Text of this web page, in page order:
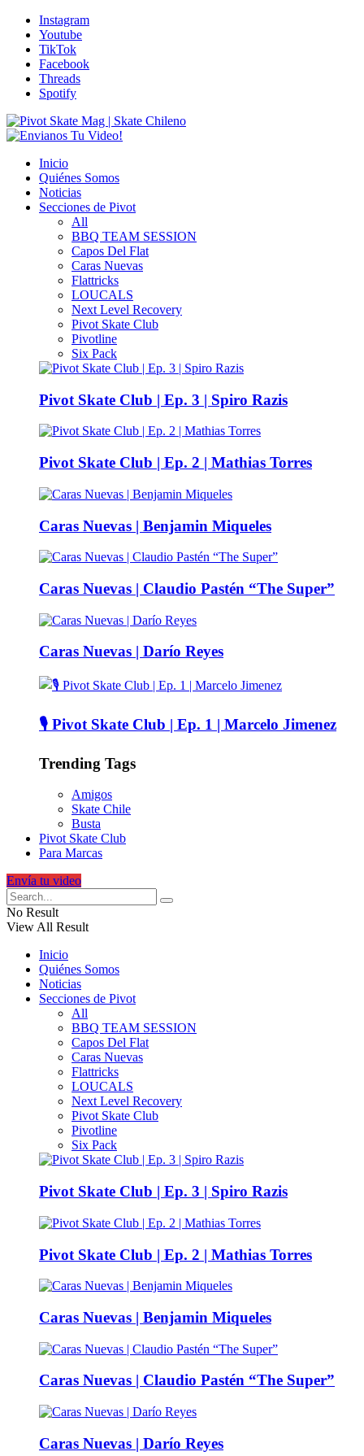
Instagram
Youtube
TikTok
Facebook
Threads
Spotify
Inicio
Quiénes Somos
Noticias
Secciones de Pivot
All
BBQ TEAM SESSION
Capos Del Flat
Caras Nuevas
Flattricks
LOUCALS
Next Level Recovery
Pivot Skate Club
Pivotline
Six Pack
Pivot Skate Club | Ep. 3 | Spiro Razis
Pivot Skate Club | Ep. 2 | Mathias Torres
Caras Nuevas | Benjamin Miqueles
Caras Nuevas | Claudio Pastén “The Super”
Caras Nuevas | Darío Reyes
🎙️ Pivot Skate Club | Ep. 1 | Marcelo Jimenez
Trending Tags
Amigos
Skate Chile
Busta
Pivot Skate Club
Para Marcas
Envía tu video
No Result
View All Result
Inicio
Quiénes Somos
Noticias
Secciones de Pivot
All
BBQ TEAM SESSION
Capos Del Flat
Caras Nuevas
Flattricks
LOUCALS
Next Level Recovery
Pivot Skate Club
Pivotline
Six Pack
Pivot Skate Club | Ep. 3 | Spiro Razis
Pivot Skate Club | Ep. 2 | Mathias Torres
Caras Nuevas | Benjamin Miqueles
Caras Nuevas | Claudio Pastén “The Super”
Caras Nuevas | Darío Reyes